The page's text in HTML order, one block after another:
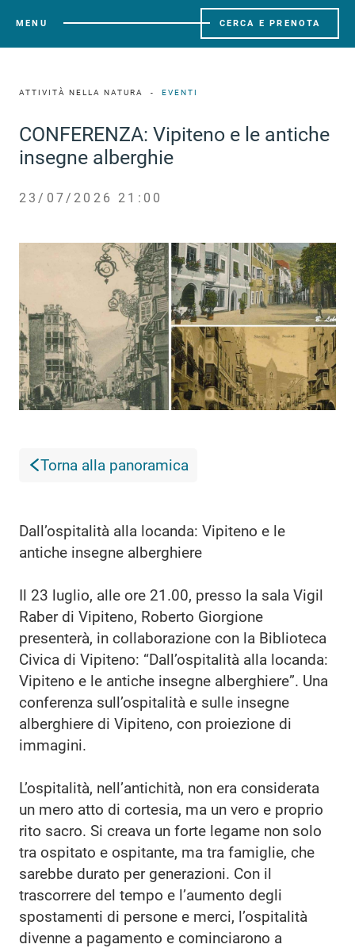
MENU CERCA E PRENOTA
ATTIVITÀ NELLA NATURA EVENTI
CONFERENZA: Vipiteno e le antiche
insegne alberghie
23/07/2026 21:00
Torna alla panoramica
Dall’ospitalità alla locanda: Vipiteno e le
antiche insegne alberghiere
Il 23 luglio, alle ore 21.00, presso la sala Vigil
Raber di Vipiteno, Roberto Giorgione
presenterà, in collaborazione con la Biblioteca
Civica di Vipiteno: “Dall’ospitalità alla locanda:
Vipiteno e le antiche insegne alberghiere”. Una
conferenza sull’ospitalità e sulle insegne
alberghiere di Vipiteno, con proiezione di
immagini.
L’ospitalità, nell’antichità, non era considerata
un mero atto di cortesia, ma un vero e proprio
rito sacro. Si creava un forte legame non solo
tra ospitato e ospitante, ma tra famiglie, che
sarebbe durato per generazioni. Con il
trascorrere del tempo e l’aumento degli
spostamenti di persone e merci, l’ospitalità
divenne a pagamento e cominciarono a